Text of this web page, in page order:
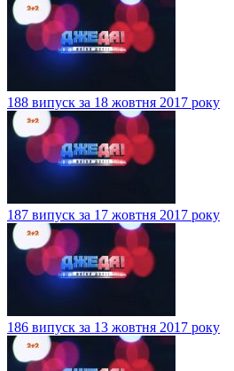
188 випуск за 18 жовтня 2017 року
187 випуск за 17 жовтня 2017 року
186 випуск за 13 жовтня 2017 року